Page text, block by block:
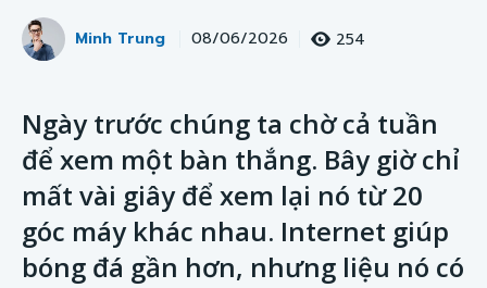
Minh Trung 08/06/2026 254
Ngày trước chúng ta chờ cả tuần
để xem một bàn thắng. Bây giờ chỉ
mất vài giây để xem lại nó từ 20
góc máy khác nhau. Internet giúp
bóng đá gần hơn, nhưng liệu nó có